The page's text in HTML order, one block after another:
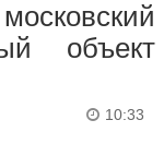
объект
10:33